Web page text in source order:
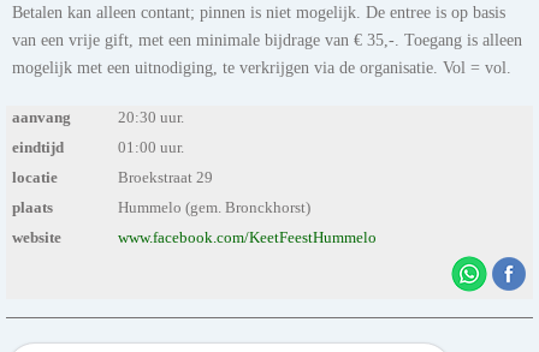
Betalen kan alleen contant; pinnen is niet mogelijk. De entree is op basis
van een vrije gift, met een minimale bijdrage van € 35,-. Toegang is alleen
mogelijk met een uitnodiging, te verkrijgen via de organisatie. Vol = vol.
aanvang
20:30 uur.
eindtijd
01:00 uur.
locatie
Broekstraat 29
plaats
Hummelo (gem. Bronckhorst)
website
www.facebook.com/KeetFeestHummelo